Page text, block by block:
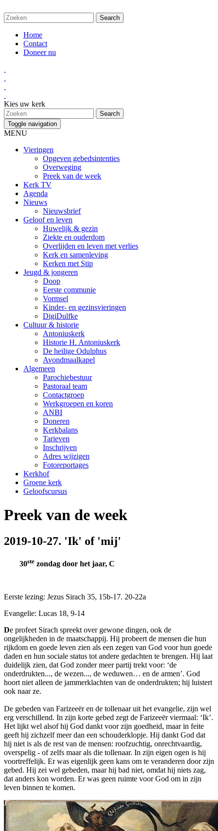
Home
Contact
Doneer nu
Kies uw kerk
Toggle navigation
MENU
Vieringen
Opgeven gebedsintenties
Overweging
Preek van de week
Kerk TV
Agenda
Nieuws
Nieuwsbrief
Geloof en leven
Huwelijk & gezin
Ziekte en ouderdom
Overlijden en leven met verlies
Kerk en samenleving
Kerken met Stip
Jeugd & jongeren
Doop
Eerste communie
Vormsel
Kinder- en gezinsvieringen
DigiDulfke
Cultuur & historie
Antoniuskerk
Historie H. Antoniuskerk
De heilige Odulphus
Avondmaalkapel
Algemeen
Parochiebestuur
Pastoraal team
Contactgroep
Werkgroepen en koren
ANBI
Doneren
Kerkbalans
Tarieven
Inschrijven
Adres wijzigen
Fotoreportages
Kerkhof
Groene kerk
Geloofscursus
Preek van de week
2019-10-27. 'Ik' of 'mij'
30ste zondag door het jaar, C
Eerste lezing: Jezus Sirach 35, 15b-17. 20-22a
Evangelie: Lucas 18, 9-14
De profeet Sirach spreekt over gewone dingen, ook de
ongelijkheden in de maatschappij. Hij probeert de mensen die hun
rijkdom en goede leven zien als een zegen van God voor hun goede
daden en hun sociale status tot andere gedachten te brengen. Hij laat
duidelijk zien, dat God zonder meer partij trekt voor: ‘de
onderdrukten..., de wezen..., de weduwen… en de armen’. God
hoort niet alleen de jammerklachten van de onderdrukten; hij luistert
ook naar ze.
De gebeden van Farizeeër en de tollenaar uit het evangelie, zijn wel
erg verschillend. In zijn korte gebed zegt de Farizeeër viermaal: ‘Ik’.
Het lijkt wel alsof hij God dankt voor zijn goedheid, maar in feite
geeft hij zichzelf meer dan een schouderklopje. Hij dankt God dat
hij niet is als de rest van de mensen: roofzuchtig, onrechtvaardig,
overspelig - of zelfs maar als die tollenaar. In zijn eigen ogen is hij
voortreffelijk. Er was eigenlijk geen kans om te veranderen door zijn
gebed. Hij zei wel gebeden, maar hij bad niet, omdat hij niets zag,
dat anders kon worden. Er was geen ruimte voor God om in zijn
leven binnen te komen.